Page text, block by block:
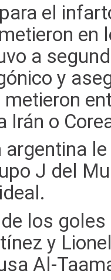
el
en
a
y
Irán o
argentina
J del
los
y
Al-